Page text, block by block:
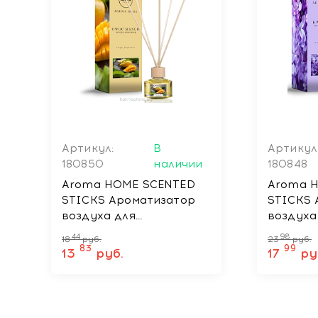
Артикул:
180850
В
наличии
Aroma HOME SCENTED
STICKS Ароматизатор
воздуха для
автомобиля, жилых и
общественных
помещений MANGO, 50
1844 руб.
13 83 руб.
180848
Aroma
STICKS
2398 руб.
17 99